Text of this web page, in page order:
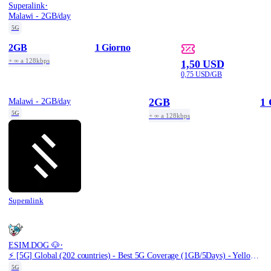
Superalink·
Malawi - 2GB/day
5G
2GB
+ ∞ a 128kbps
1 Giorno
1,50 USD
0,75 USD/GB
Malawi - 2GB/day
5G
Superalink
2GB
+ ∞ a 128kbps
1
ESIM.DOG 🐶·
⚡️ [5G] Global (202 countries) - Best 5G Coverage (1GB/5Days) - Yellow route
5G